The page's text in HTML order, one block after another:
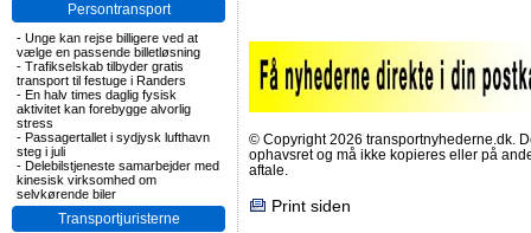
Persontransport
- Unge kan rejse billigere ved at
vælge en passende billetløsning
- Trafikselskab tilbyder gratis
transport til festuge i Randers
- En halv times daglig fysisk
aktivitet kan forebygge alvorlig
stress
- Passagertallet i sydjysk lufthavn
steg i juli
- Delebilstjeneste samarbejder med
kinesisk virksomhed om
selvkørende biler
Transportjuristerne
© Copyright 2026 transportnyhederne.dk.
ophavsret og må ikke kopieres eller på
aftale.
Print siden